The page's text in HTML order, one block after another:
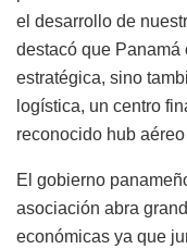
el desarrollo de
destacó que
estratégica, sino
logística, un centro
reconocido hub
El gobierno
asociación abra
económicas ya que